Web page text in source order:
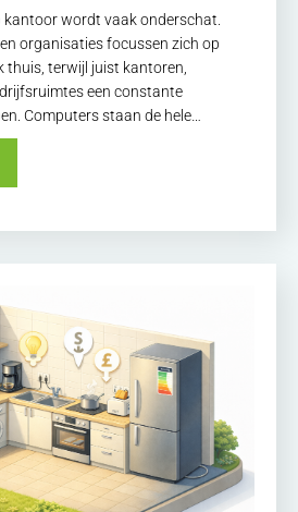
kantoor wordt vaak onderschat.
organisaties focussen zich op
thuis, terwijl juist kantoren,
een constante
Computers staan de hele…